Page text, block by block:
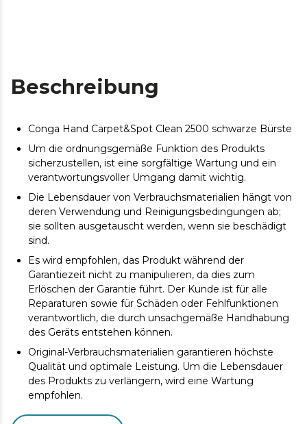
Beschreibung
Conga Hand Carpet&Spot Clean 2500 schwarze Bürste
Um die ordnungsgemäße Funktion des Produkts
sicherzustellen, ist eine sorgfältige Wartung und ein
verantwortungsvoller Umgang damit wichtig.
Die Lebensdauer von Verbrauchsmaterialien hängt von
deren Verwendung und Reinigungsbedingungen ab;
sie sollten ausgetauscht werden, wenn sie beschädigt
sind.
Es wird empfohlen, das Produkt während der
Garantiezeit nicht zu manipulieren, da dies zum
Erlöschen der Garantie führt. Der Kunde ist für alle
Reparaturen sowie für Schäden oder Fehlfunktionen
verantwortlich, die durch unsachgemäße Handhabung
des Geräts entstehen können.
Original-Verbrauchsmaterialien garantieren höchste
Qualität und optimale Leistung. Um die Lebensdauer
des Produkts zu verlängern, wird eine Wartung
empfohlen.